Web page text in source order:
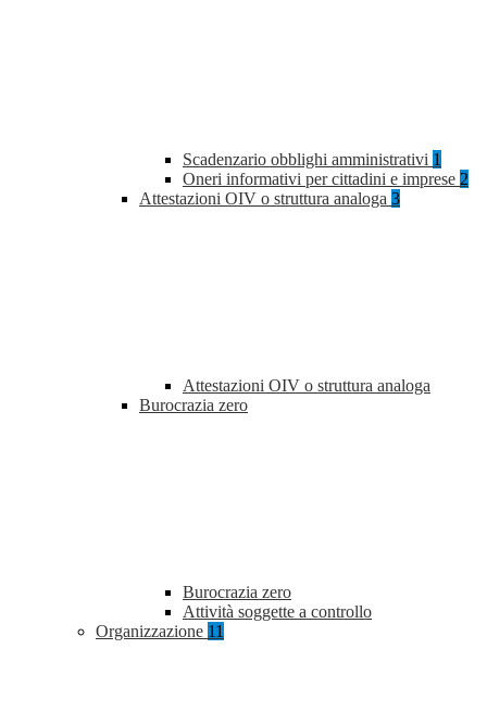
Scadenzario obblighi amministrativi 1
Oneri informativi per cittadini e imprese 2
Attestazioni OIV o struttura analoga 3
Attestazioni OIV o struttura analoga
Burocrazia zero
Burocrazia zero
Attività soggette a controllo
Organizzazione 11